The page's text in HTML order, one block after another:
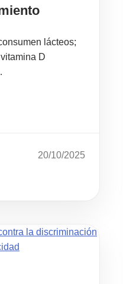
lácteos;
D
20/10/2025